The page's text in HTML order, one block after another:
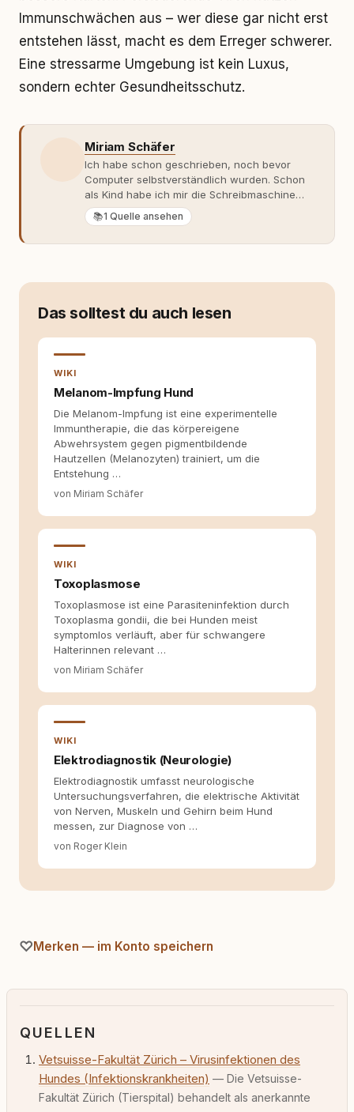
Immunschwächen aus – wer diese gar nicht erst
entstehen lässt, macht es dem Erreger schwerer.
Eine stressarme Umgebung ist kein Luxus,
sondern echter Gesundheitsschutz.
Miriam Schäfer
Ich habe schon geschrieben, noch bevor
Computer selbstverständlich wurden. Schon
als Kind habe ich mir die Schreibmaschine
meiner Eltern geschnappt und drauflos
getippt: Geschichten, Beobachtungen,
weniger guten Erfahrungen. Umso mehr hat
erlebt habe, wie verantwortungsvoll und
meine Arbeit bis heute. Bei rundum.dog bin ich
beteiligt, an denen aus Ideen fertige Beiträge
Inhalte, schreibe Artikel, begleite Gastbeiträge
redaktionell, veröffentliche Texte und betreue
die Social-Media-Kanäle. Mein Blick richtet
sich dabei immer auf das grosse Ganze:
Welche Themen sind relevant? Welche
Fragen stehen dahinter? Und wie lassen sich
Selbstreflexion und Bereitschaft zum
Hinterfragen zusammenkommen. Mit meinen
Texten möchte ich genau dazu beitragen.
📚1 Quelle ansehen
Das solltest du auch lesen
WIKI
Melanom-Impfung Hund
Die Melanom-Impfung ist eine experimentelle
Immuntherapie, die das körpereigene
Abwehrsystem gegen pigmentbildende
Hautzellen (Melanozyten) trainiert, um die
Entstehung …
von Miriam Schäfer
WIKI
Toxoplasmose
Toxoplasmose ist eine Parasiteninfektion durch
Toxoplasma gondii, die bei Hunden meist
symptomlos verläuft, aber für schwangere
Halterinnen relevant …
von Miriam Schäfer
WIKI
Elektrodiagnostik (Neurologie)
Elektrodiagnostik umfasst neurologische
Untersuchungsverfahren, die elektrische Aktivität
von Nerven, Muskeln und Gehirn beim Hund
messen, zur Diagnose von …
von Roger Klein
Merken — im Konto speichern
QUELLEN
Vetsuisse-Fakultät Zürich – Virusinfektionen des
Hundes (Infektionskrankheiten) — Die Vetsuisse-
Fakultät Zürich (Tierspital) behandelt als anerkannte